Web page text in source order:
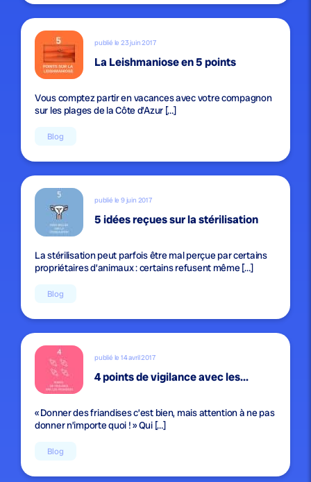
publié le 23 juin 2017
La Leishmaniose en 5 points
Vous comptez partir en vacances avec votre compagnon
sur les plages de la Côte d’Azur […]
Blog
publié le 9 juin 2017
5 idées reçues sur la stérilisation
La stérilisation peut parfois être mal perçue par certains
propriétaires d’animaux : certains refusent même […]
Blog
publié le 14 avril 2017
4 points de vigilance avec les...
« Donner des friandises c’est bien, mais attention à ne pas
donner n’importe quoi ! » Qui […]
Blog